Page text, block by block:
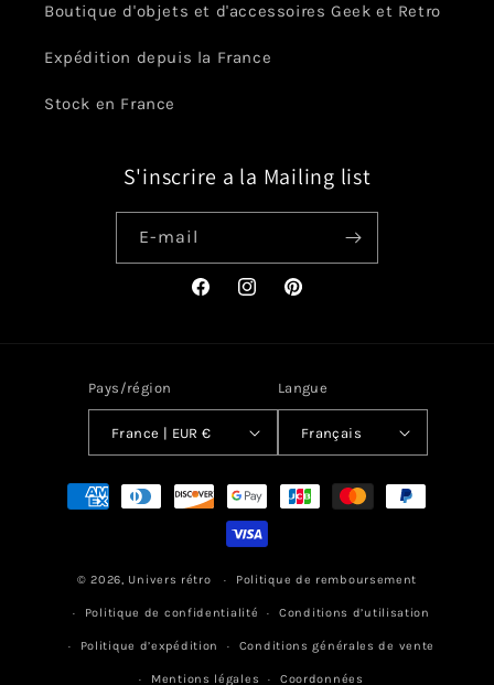
Boutique d'objets et d'accessoires Geek et Retro
Expédition depuis la France
Stock en France
S'inscrire a la Mailing list
E-mail
FacebookInstagramPinterest
Pays/région
France | EUR €
Langue
Français
Moyens
© 2026, Univers rétro Politique de remboursement
Politique de confidentialité Conditions d’utilisation
Politique d’expédition Conditions générales de vente
Mentions légales Coordonnées